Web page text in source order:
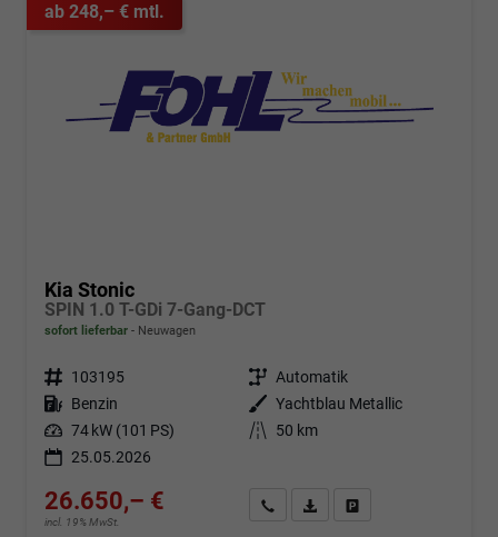
ab 248,– € mtl.
Kia Stonic
SPIN 1.0 T-GDi 7-Gang-DCT
sofort lieferbar Neuwagen
Fahrzeugnr. 103195 Getriebe Automatik
Kraftstoff Benzin Außenfarbe Yachtblau Metallic
Leistung 74 kW (101 PS) Kilometerstand
50 km
25.05.2026
26.650,– €
incl. 19% MwSt.
Angebot anfordern
Fahrzeugexpose (PDF)